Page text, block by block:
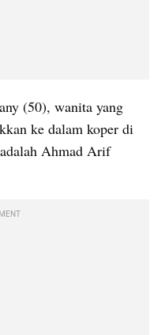
(50), wanita yang
ke dalam koper di
Ahmad Arif